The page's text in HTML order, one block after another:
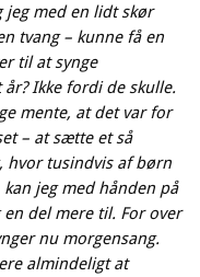
jeg med en lidt skør
tvang – kunne få en
til at synge
Ikke fordi de skulle.
mente, at det var for
– at sætte et så
hvor tusindvis af børn
jeg med hånden på
del mere til. For over
nu morgensang.
almindeligt at